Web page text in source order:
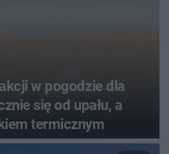
w pogodzie dla
się od upału, a
termicznym